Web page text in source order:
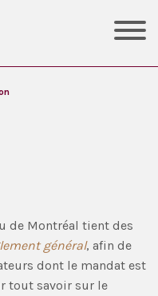
de Montréal tient des
général, afin de
dont le mandat est
tout savoir sur le